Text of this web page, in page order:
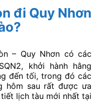
đi Quy Nhơn
– Quy Nhơn có các
khởi hành hằng
đến tối, trong đó các
hôm sau rất được ưa
lịch tàu mới nhất tại